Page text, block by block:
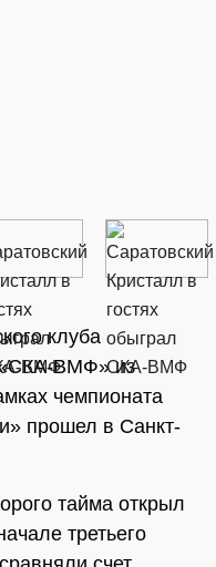
клуба
«СКА-ВМФ» из
чемпионата
прошел в Санкт-
тайма открыл
третьего